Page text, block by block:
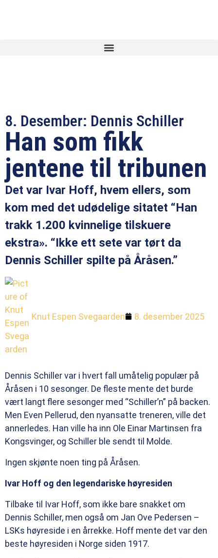
8. Desember: Dennis Schiller
Han som fikk
jentene til tribunen
Det var Ivar Hoff, hvem ellers, som
kom med det udødelige sitatet “Han
trakk 1.200 kvinnelige tilskuere
ekstra». “Ikke ett sete var tørt da
Dennis Schiller spilte på Åråsen.”
Knut Espen Svegaarden 8. desember 2025
Dennis Schiller var i hvert fall umåtelig populær på
Åråsen i 10 sesonger. De fleste mente det burde
vært langt flere sesonger med “Schiller’n” på backen.
Men Even Pellerud, den nyansatte treneren, ville det
annerledes. Han ville ha inn Ole Einar Martinsen fra
Kongsvinger, og Schiller ble sendt til Molde.
Ingen skjønte noen ting på Åråsen.
Ivar Hoff og den legendariske høyresiden
Tilbake til Ivar Hoff, som ikke bare snakket om
Dennis Schiller, men også om Jan Ove Pedersen –
LSKs høyreside i en årrekke. Hoff mente det var den
beste høyresiden i Norge siden 1917.